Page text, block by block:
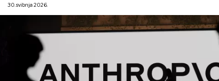
30. svibnja 2026.